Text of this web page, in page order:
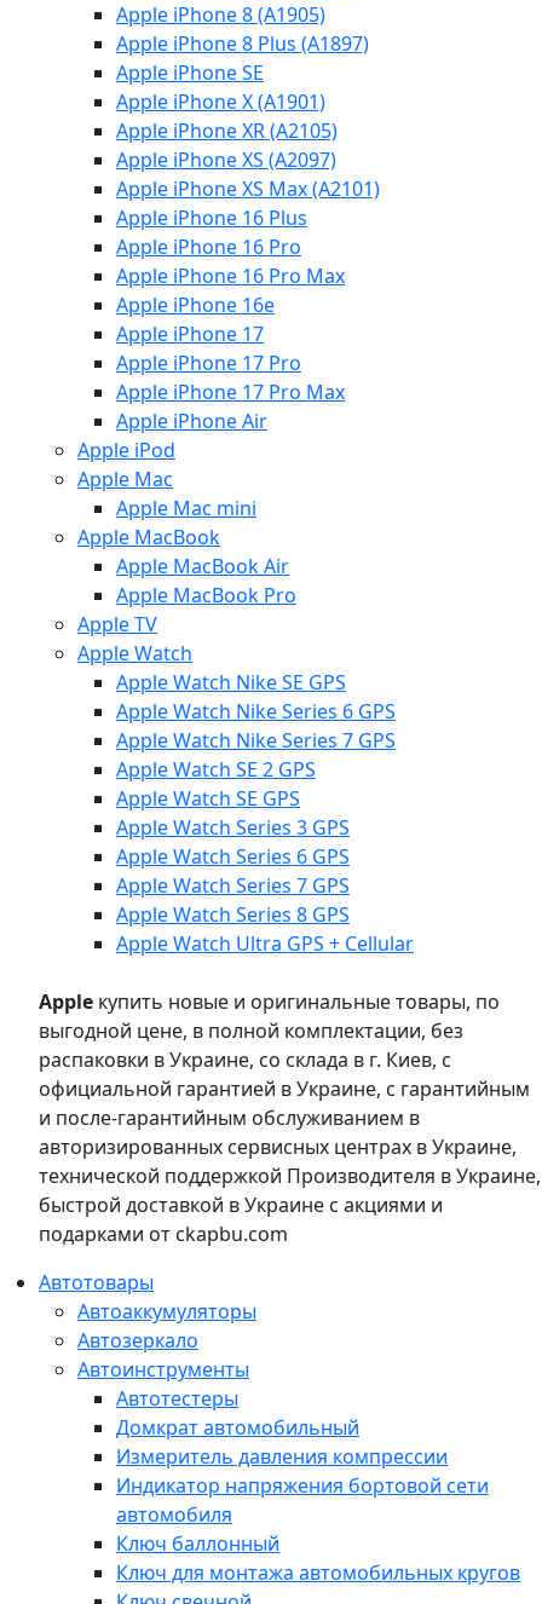
Apple iPhone 8 (A1905)
Apple iPhone 8 Plus (A1897)
Apple iPhone SE
Apple iPhone X (A1901)
Apple iPhone XR (A2105)
Apple iPhone XS (A2097)
Apple iPhone XS Max (A2101)
Apple iPhone 16 Plus
Apple iPhone 16 Pro
Apple iPhone 16 Pro Max
Apple iPhone 16e
Apple iPhone 17
Apple iPhone 17 Pro
Apple iPhone 17 Pro Max
Apple iPhone Air
Apple iPod
Apple Mac
Apple Mac mini
Apple MacBook
Apple MacBook Air
Apple MacBook Pro
Apple TV
Apple Watch
Apple Watch Nike SE GPS
Apple Watch Nike Series 6 GPS
Apple Watch Nike Series 7 GPS
Apple Watch SE 2 GPS
Apple Watch SE GPS
Apple Watch Series 3 GPS
Apple Watch Series 6 GPS
Apple Watch Series 7 GPS
Apple Watch Series 8 GPS
Apple Watch Ultra GPS + Cellular
Apple купить новые и оригинальные товары, по
выгодной цене, в полной комплектации, без
распаковки в Украине, со склада в г. Киев, с
официальной гарантией в Украине, с гарантийным
и после-гарантийным обслуживанием в
авторизированных сервисных центрах в Украине,
технической поддержкой Производителя в Украине,
быстрой доставкой в Украине с акциями и
подарками от ckapbu.com
Автотовары
Автоаккумуляторы
Автозеркало
Автоинструменты
Автотестеры
Домкрат автомобильный
Измеритель давления компрессии
Индикатор напряжения бортовой сети
автомобиля
Ключ баллонный
Ключ для монтажа автомобильных кругов